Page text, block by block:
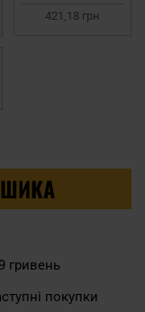
421,18 грн
гривень
покупки